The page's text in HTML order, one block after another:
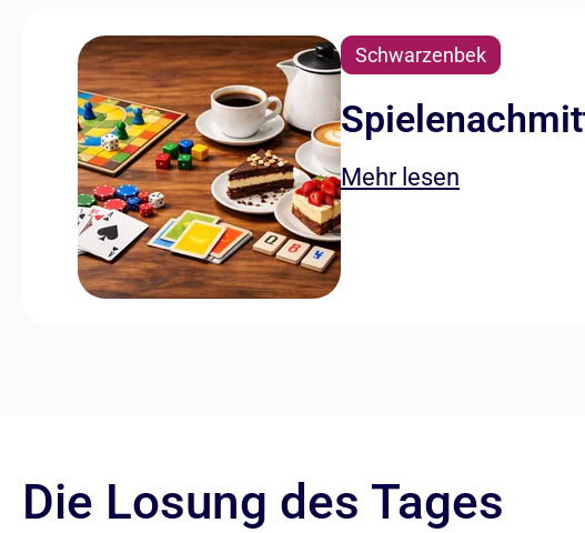
Schwarzenbek
Mehr lesen
Die Losung des Tages